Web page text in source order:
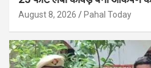
August 8, 2026 Pahal Today